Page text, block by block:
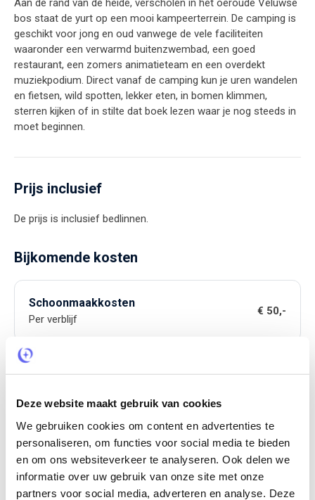
Deze website maakt gebruik van cookies
We gebruiken cookies om content en advertenties te
personaliseren, om functies voor social media te bieden
en om ons websiteverkeer te analyseren. Ook delen we
informatie over uw gebruik van onze site met onze
partners voor social media, adverteren en analyse. Deze
Aan de rand van de heide, verscholen in het oeroude Veluwse
bos staat de yurt op een mooi kampeerterrein. De camping is
geschikt voor jong en oud vanwege de vele faciliteiten
waaronder een verwarmd buitenzwembad, een goed
restaurant, een zomers animatieteam en een overdekt
muziekpodium. Direct vanaf de camping kun je uren wandelen
en fietsen, wild spotten, lekker eten, in bomen klimmen,
sterren kijken of in stilte dat boek lezen waar je nog steeds in
moet beginnen.
Prijs inclusief
De prijs is inclusief bedlinnen.
Bijkomende kosten
Schoonmaakkosten
Per verblijf
€ 50,-
Reserveringskosten
Toeristenbelasting
Per nacht
€ 13,50